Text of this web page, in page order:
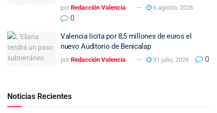
por Redacción Valencia 6 agosto, 2026
0
Valencia licita por 8,5 millones de euros el
nuevo Auditorio de Benicalap
por Redacción Valencia 31 julio, 2026 0
Noticias Recientes